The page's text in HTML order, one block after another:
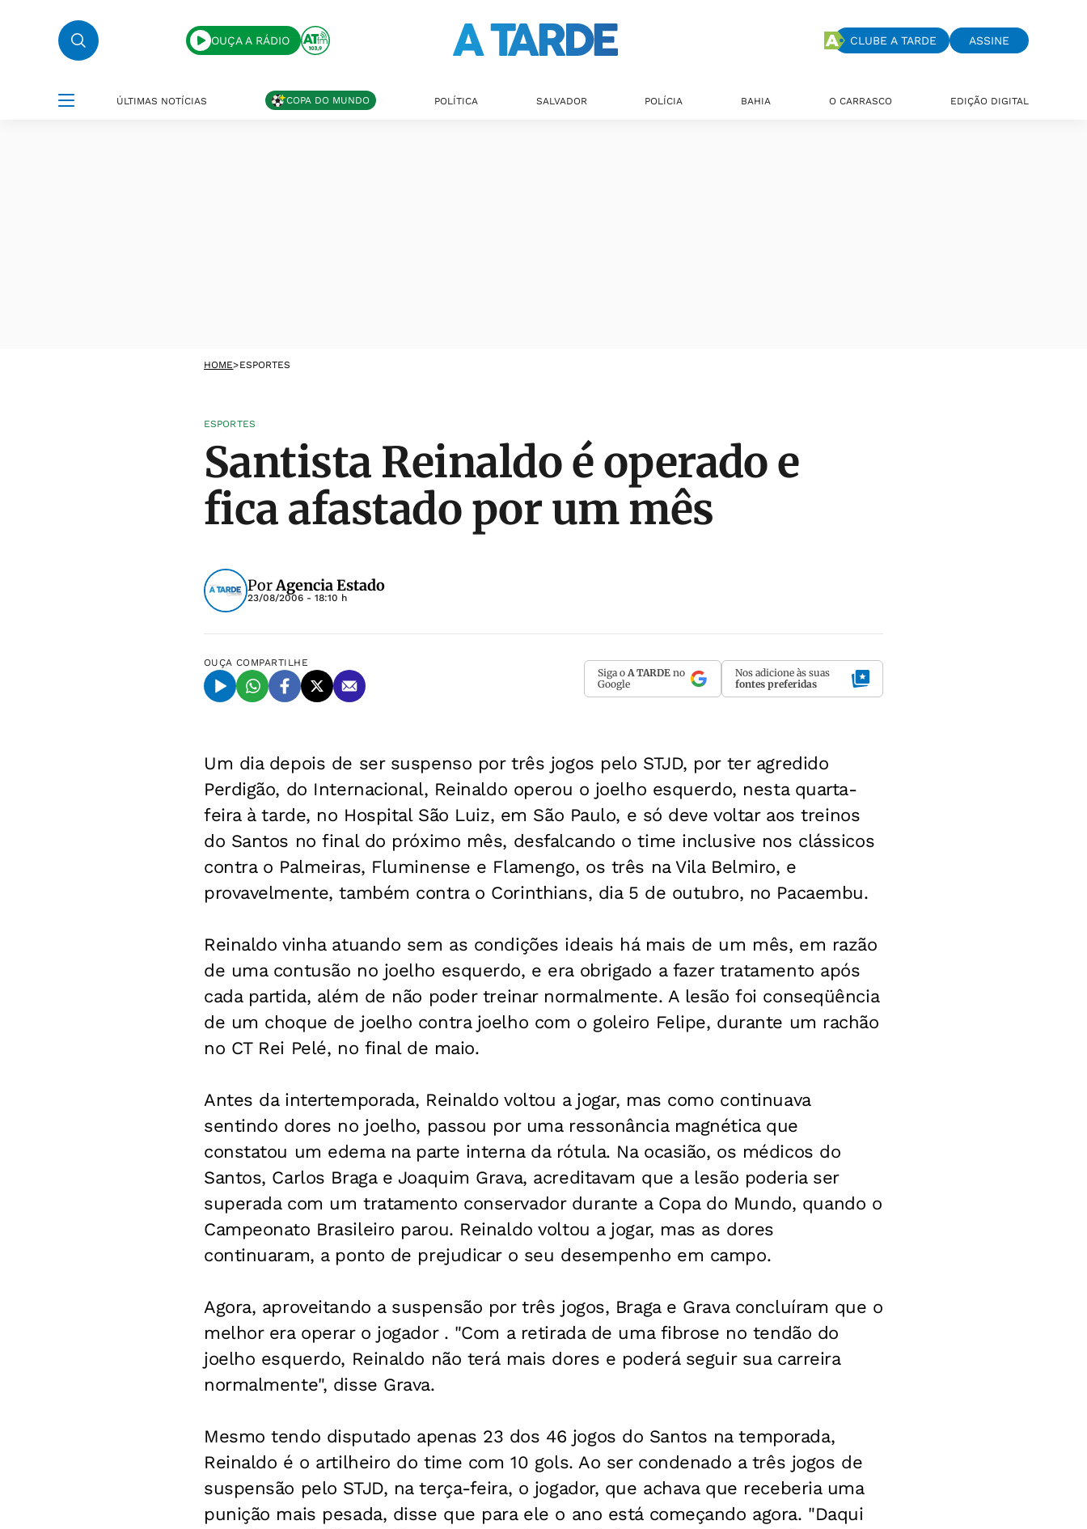
OUÇA A RÁDIO CLUBE A TARDE ASSINE
ÚLTIMAS NOTÍCIAS COPA DO MUNDO POLÍTICA SALVADOR POLÍCIA BAHIA O CARRASCO EDIÇÃO DIGITAL
HOME>ESPORTES
ESPORTES
Santista Reinaldo é operado e
fica afastado por um mês
PorAgencia Estado
23/08/2006 - 18:10 h
OUÇA COMPARTILHE
Siga o A TARDE no
Google
Nos adicione às suas
fontes preferidas
Um dia depois de ser suspenso por três jogos pelo STJD, por ter agredido
Perdigão, do Internacional, Reinaldo operou o joelho esquerdo, nesta quarta-
feira à tarde, no Hospital São Luiz, em São Paulo, e só deve voltar aos treinos
do Santos no final do próximo mês, desfalcando o time inclusive nos clássicos
contra o Palmeiras, Fluminense e Flamengo, os três na Vila Belmiro, e
provavelmente, também contra o Corinthians, dia 5 de outubro, no Pacaembu.
Reinaldo vinha atuando sem as condições ideais há mais de um mês, em razão
de uma contusão no joelho esquerdo, e era obrigado a fazer tratamento após
cada partida, além de não poder treinar normalmente. A lesão foi conseqüência
de um choque de joelho contra joelho com o goleiro Felipe, durante um rachão
no CT Rei Pelé, no final de maio.
Antes da intertemporada, Reinaldo voltou a jogar, mas como continuava
sentindo dores no joelho, passou por uma ressonância magnética que
constatou um edema na parte interna da rótula. Na ocasião, os médicos do
Santos, Carlos Braga e Joaquim Grava, acreditavam que a lesão poderia ser
superada com um tratamento conservador durante a Copa do Mundo, quando o
Campeonato Brasileiro parou. Reinaldo voltou a jogar, mas as dores
continuaram, a ponto de prejudicar o seu desempenho em campo.
Agora, aproveitando a suspensão por três jogos, Braga e Grava concluíram que o
melhor era operar o jogador . "Com a retirada de uma fibrose no tendão do
joelho esquerdo, Reinaldo não terá mais dores e poderá seguir sua carreira
normalmente", disse Grava.
Mesmo tendo disputado apenas 23 dos 46 jogos do Santos na temporada,
Reinaldo é o artilheiro do time com 10 gols. Ao ser condenado a três jogos de
suspensão pelo STJD, na terça-feira, o jogador, que achava que receberia uma
punição mais pesada, disse que para ele o ano está começando agora. "Daqui